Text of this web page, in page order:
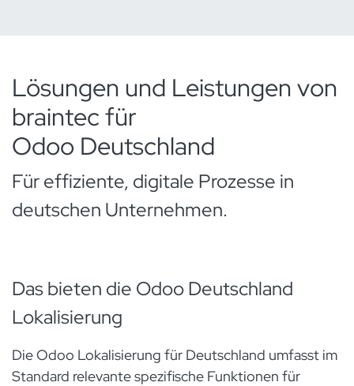
Lösungen und Leistungen von
braintec für
Odoo Deutschland
Für effiziente, digitale Prozesse in
deutschen Unternehmen.
Das bieten die Odoo Deutschland
Lokalisierung
Die Odoo Lokalisierung für Deutschland umfasst im
Standard relevante spezifische Funktionen für